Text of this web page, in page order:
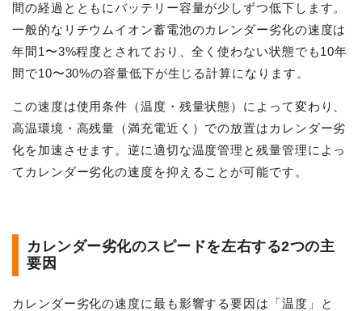
間の経過とともにバッテリー容量が少しずつ低下します。
一般的なリチウムイオン蓄電池のカレンダー劣化の速度は
年間1〜3%程度とされており、全く使わない状態でも10年
間で10〜30%の容量低下が生じる計算になります。
この速度は使用条件（温度・残量状態）によって変わり、
高温環境・高残量（満充電近く）での放置はカレンダー劣
化を加速させます。逆に適切な温度管理と残量管理によっ
てカレンダー劣化の速度を抑えることが可能です。
カレンダー劣化のスピードを左右する2つの主
要因
カレンダー劣化の速度に最も影響する要因は「温度」と